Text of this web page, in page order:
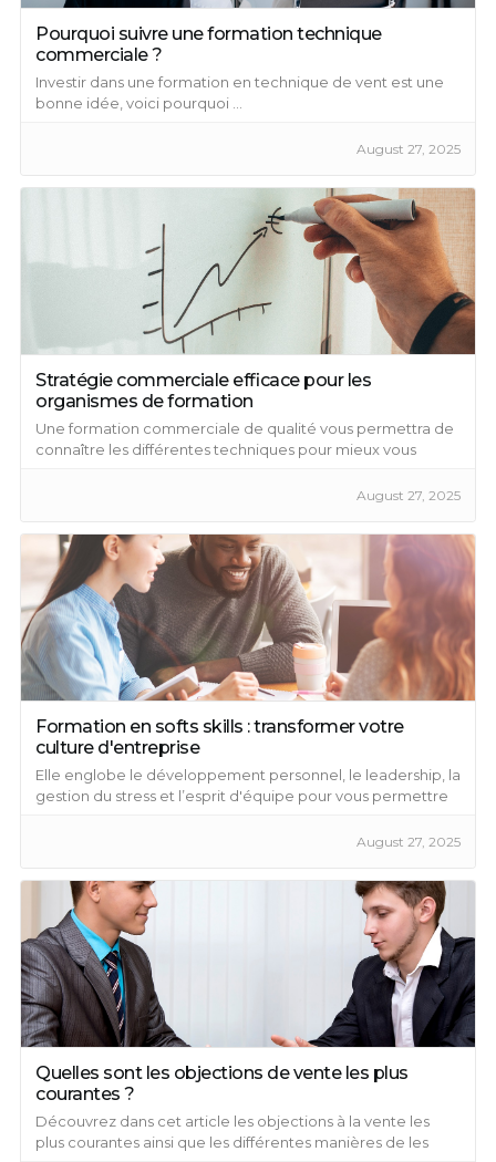
Pourquoi suivre une formation technique
commerciale ?
Investir dans une formation en technique de vent est une
bonne idée, voici pourquoi ...
August 27, 2025
Stratégie commerciale efficace pour les
organismes de formation
Une formation commerciale de qualité vous permettra de
connaître les différentes techniques pour mieux vous
August 27, 2025
Formation en softs skills : transformer votre
culture d'entreprise
Elle englobe le développement personnel, le leadership, la
gestion du stress et l’esprit d'équipe pour vous permettre
August 27, 2025
Quelles sont les objections de vente les plus
courantes ?
Découvrez dans cet article les objections à la vente les
plus courantes ainsi que les différentes manières de les